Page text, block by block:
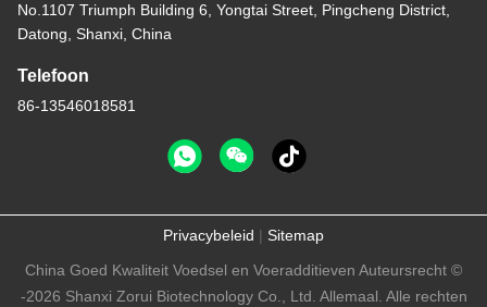
No.1107 Triumph Building 6, Yongtai Street, Pingcheng District,
Datong, Shanxi, China
Telefoon
86-13546018581
Privacybeleid | Sitemap
China Goed Kwaliteit Voedsel en Voeradditieven Auteursrecht ©
-2026 Shanxi Zorui Biotechnology Co., Ltd. Allemaal. Alle rechten